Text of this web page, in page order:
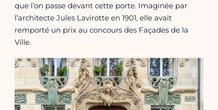
que l’on passe devant cette porte. Imaginée par
l’architecte Jules Lavirotte en 1901, elle avait
remporté un prix au concours des Façades de la
Ville.